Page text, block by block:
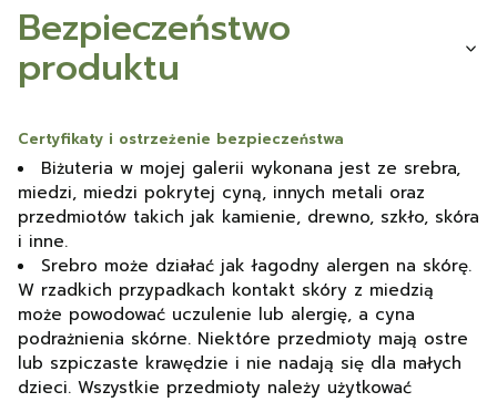
Bezpieczeństwo
produktu
Certyfikaty i ostrzeżenie bezpieczeństwa
Biżuteria w mojej galerii wykonana jest ze srebra,
miedzi, miedzi pokrytej cyną, innych metali oraz
przedmiotów takich jak kamienie, drewno, szkło, skóra
i inne.
Srebro może działać jak łagodny alergen na skórę.
W rzadkich przypadkach kontakt skóry z miedzią
może powodować uczulenie lub alergię, a cyna
podrażnienia skórne. Niektóre przedmioty mają ostre
lub szpiczaste krawędzie i nie nadają się dla małych
dzieci. Wszystkie przedmioty należy użytkować